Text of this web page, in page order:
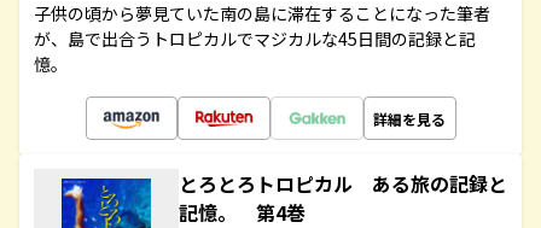
子供の頃から夢見ていた南の島に滞在することになった筆者
が、島で出合うトロピカルでマジカルな45日間の記録と記
憶。
詳細を見る
とろとろトロピカル ある旅の記録と
記憶。 第4巻